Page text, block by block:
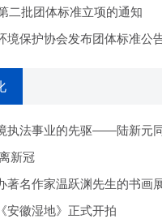
二批团体标准立项的通知
境保护协会发布团体标准公
执法事业的先驱——陆新元
新冠
安徽湿地》正式开拍